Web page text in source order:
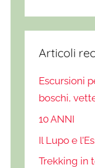
Articoli
Escursioni
boschi,
10 ANNI
Il Lupo e
Trekking in